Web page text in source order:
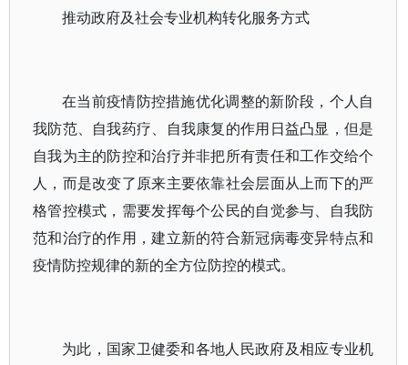
推动政府及社会专业机构转化服务方式
在当前疫情防控措施优化调整的新阶段，个人自
我防范、自我药疗、自我康复的作用日益凸显，但是
自我为主的防控和治疗并非把所有责任和工作交给个
人，而是改变了原来主要依靠社会层面从上而下的严
格管控模式，需要发挥每个公民的自觉参与、自我防
范和治疗的作用，建立新的符合新冠病毒变异特点和
疫情防控规律的新的全方位防控的模式。
为此，国家卫健委和各地人民政府及相应专业机